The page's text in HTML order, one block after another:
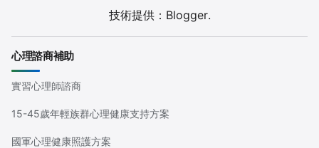
技術提供： Blogger.
心理諮商補助
實習心理師諮商
15-45歲年輕族群心理健康支持方案
國軍心理健康照護方案